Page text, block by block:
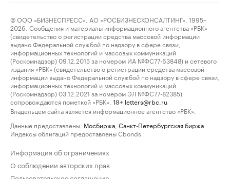
© ООО «БИЗНЕСПРЕСС», АО «РОСБИЗНЕСКОНСАЛТИНГ», 1995–
2026. Сообщения и материалы информационного агентства «РБК»
(свидетельство о регистрации средства массовой информации
выдано Федеральной службой по надзору в сфере связи,
информационных технологий и массовых коммуникаций
(Роскомнадзор) 09.12.2015 за номером ИА №ФС77-63848) и сетевого
издания «РБК» (свидетельство о регистрации средства массовой
информации выдано Федеральной службой по надзору в сфере связи,
информационных технологий и массовых коммуникаций
(Роскомнадзор) 03.12.2021 за номером ЭЛ №ФС77-82385)
сопровождаются пометкой «РБК».
18+ letters@rbc.ru
Владельцем сайта является информационное агентство «РБК».
Данные предоставлены: Мосбиржа Санкт-Петербургская биржа
Индексы облигаций предоставлены Cbonds.
Информация об ограничениях
О соблюдении авторских прав